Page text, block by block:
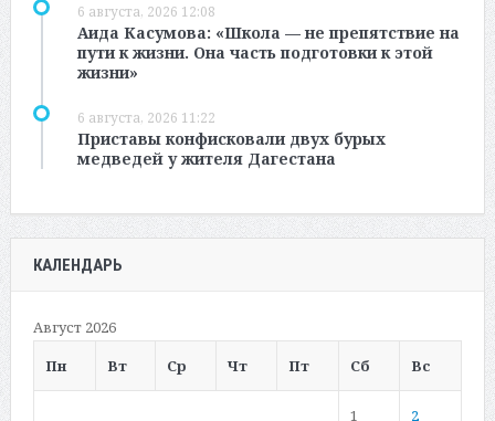
6 августа, 2026 12:08
Аида Касумова: «Школа — не препятствие на
пути к жизни. Она часть подготовки к этой
жизни»
6 августа, 2026 11:22
Приставы конфисковали двух бурых
медведей у жителя Дагестана
КАЛЕНДАРЬ
Август 2026
Пн
Вт Ср Чт Пт Сб Вс
1 2